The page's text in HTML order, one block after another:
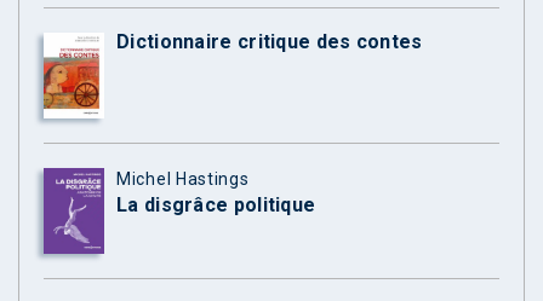
Dictionnaire critique des contes
Michel Hastings
La disgrâce politique